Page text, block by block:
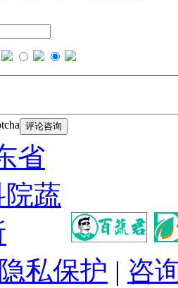
隐私保护 | 咨